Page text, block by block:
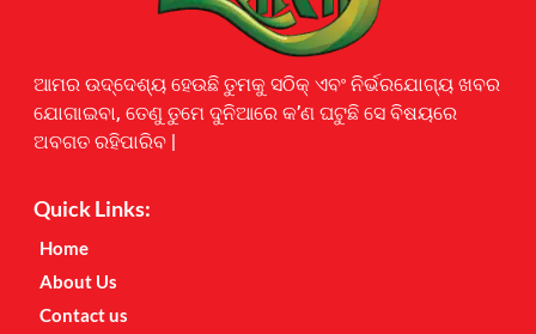
ଆମର ଉଦ୍ଦେଶ୍ୟ ହେଉଛି ତୁମକୁ ସଠିକ୍ ଏବଂ ନିର୍ଭରଯୋଗ୍ୟ ଖବର
ଯୋଗାଇବା, ତେଣୁ ତୁମେ ଦୁନିଆରେ କ’ଣ ଘଟୁଛି ସେ ବିଷୟରେ
ଅବଗତ ରହିପାରିବ |
Quick Links:
Home
About Us
Contact us